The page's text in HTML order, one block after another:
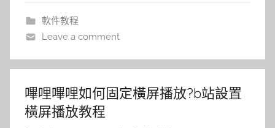
軟件教程
Leave a comment
嗶哩嗶哩如何固定橫屏播放?b站設置
橫屏播放教程